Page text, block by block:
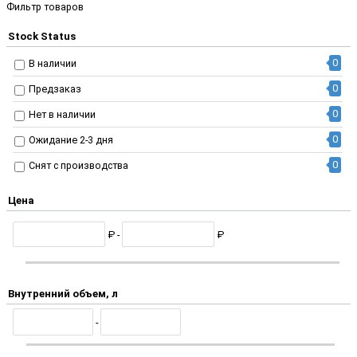
Фильтр товаров
Stock Status
В наличии 0
Предзаказ 0
Нет в наличии 0
Ожидание 2-3 дня 0
Снят с производства 0
Цена
₽ - ₽
Внутренний объем, л
-